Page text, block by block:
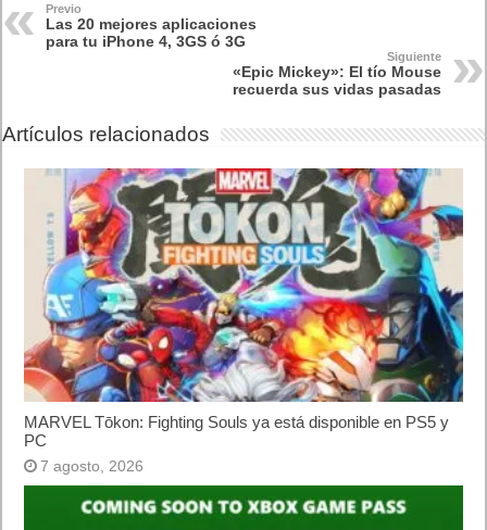
Previo
Las 20 mejores aplicaciones
para tu iPhone 4, 3GS ó 3G
Siguiente
«Epic Mickey»: El tío Mouse
recuerda sus vidas pasadas
Artículos relacionados
MARVEL Tōkon: Fighting Souls ya está disponible en PS5 y
PC
7 agosto, 2026